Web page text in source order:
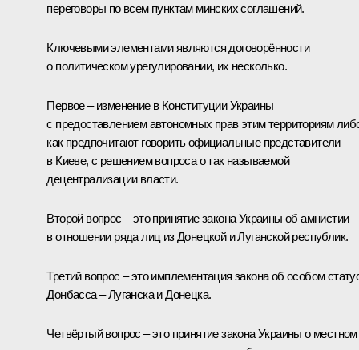
переговоры по всем пунктам минских соглашений.
Ключевыми элементами являются договорённости
о политическом урегулировании, их несколько.
Первое – изменение в Конституции Украины
с предоставлением автономных прав этим территориям
как предпочитают говорить официальные представители
в Киеве, с решением вопроса о так называемой
децентрализации власти.
Второй вопрос – это принятие закона Украины об амнистии
в отношении ряда лиц из Донецкой и Луганской республик.
Третий вопрос – это имплементация закона об особом
Донбасса – Луганска и Донецка.
Четвёртый вопрос – это принятие закона Украины о местном